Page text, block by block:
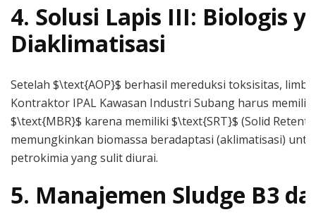
4. Solusi Lapis III: Biologis
Diaklimatisasi
Setelah $\text{AOP}$ berhasil mereduksi toksisitas,
Kontraktor IPAL Kawasan Industri Subang harus
$\text{MBR}$ karena memiliki $\text{SRT}$ (Solid
memungkinkan biomassa beradaptasi (aklimatisasi)
petrokimia yang sulit diurai.
5. Manajemen Sludge B3